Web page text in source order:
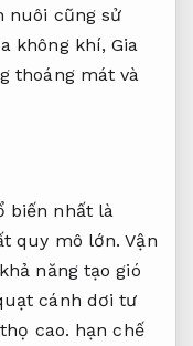
nuôi cũng sử
không khí,Gia
thoáng mát và
biến nhất là
quy mô lớn.Vận
năng tạo gió
cánh dơi tư
cao. hạn chế